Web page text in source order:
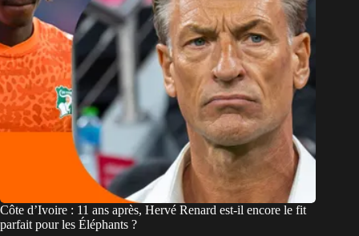
Côte d’Ivoire : 11 ans après, Hervé Renard est-il encore le fit
parfait pour les Éléphants ?